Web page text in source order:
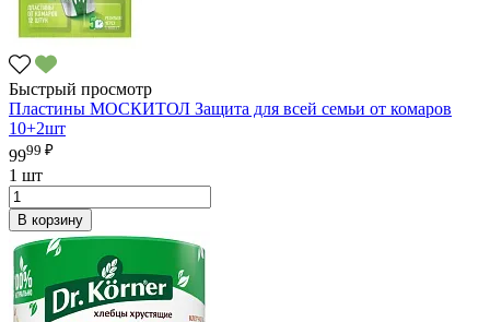
Быстрый просмотр
Пластины МОСКИТОЛ Защита для всей семьи от комаров
10+2шт
9999 ₽
1 шт
В корзину